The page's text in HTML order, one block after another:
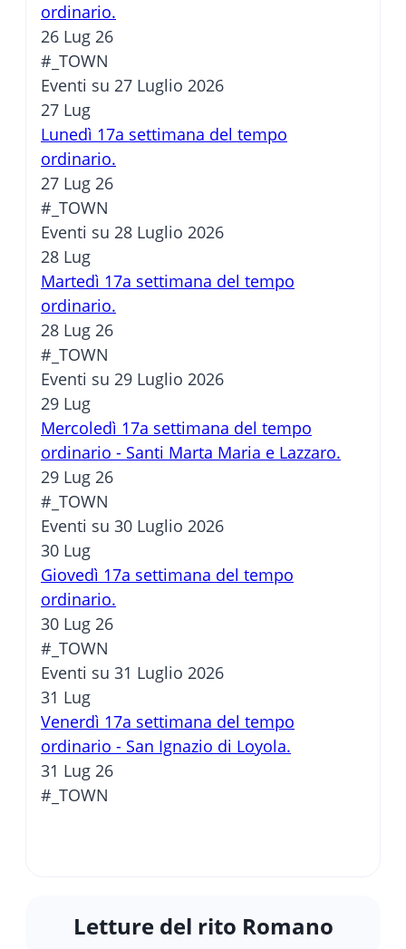
ordinario.
26 Lug 26
#_TOWN
Eventi su 27 Luglio 2026
27 Lug
Lunedì 17a settimana del tempo
ordinario.
27 Lug 26
#_TOWN
Eventi su 28 Luglio 2026
28 Lug
Martedì 17a settimana del tempo
ordinario.
28 Lug 26
#_TOWN
Eventi su 29 Luglio 2026
29 Lug
Mercoledì 17a settimana del tempo
ordinario - Santi Marta Maria e Lazzaro.
29 Lug 26
#_TOWN
Eventi su 30 Luglio 2026
30 Lug
Giovedì 17a settimana del tempo
ordinario.
30 Lug 26
#_TOWN
Eventi su 31 Luglio 2026
31 Lug
Venerdì 17a settimana del tempo
ordinario - San Ignazio di Loyola.
31 Lug 26
#_TOWN
Letture del rito Romano